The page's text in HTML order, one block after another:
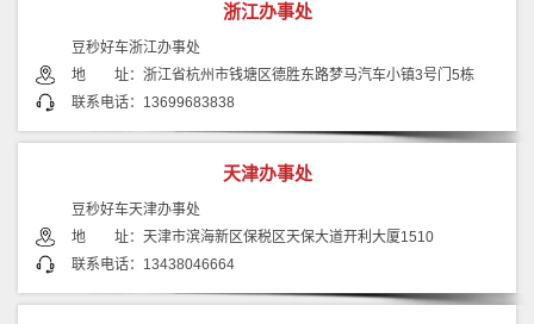
浙江办事处
豆秒好车浙江办事处
地 址：浙江省杭州市钱塘区德胜东路梦马汽车小镇3号门5栋
联系电话：13699683838
天津办事处
豆秒好车天津办事处
地 址：天津市滨海新区保税区天保大道开利大厦1510
联系电话：13438046664